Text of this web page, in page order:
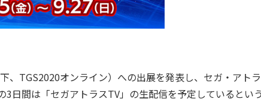
TGS2020オンライン）への出展を発表し、セガ・アト
日間は「セガアトラスTV」の生配信を予定しているとい